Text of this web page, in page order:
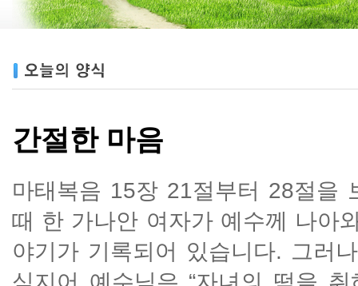
간절한 마음
마태복음 15장 21절부터 28절을
때 한 가나안 여자가 예수께 나아
야기가 기록되어 있습니다. 그러